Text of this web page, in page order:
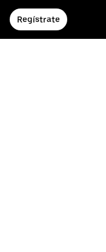
Regístrate